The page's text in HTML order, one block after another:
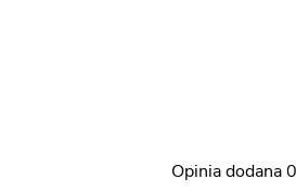
Opinia dodana